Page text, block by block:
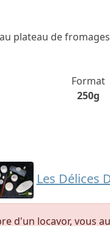
plateau de
Format
250g
Les Délices
d'un locavor, vous